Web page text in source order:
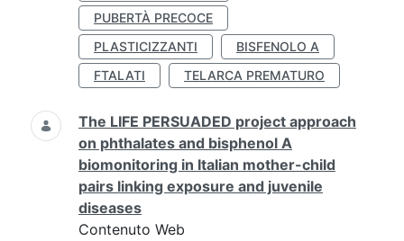
PUBERTÀ PRECOCE
PLASTICIZZANTI
BISFENOLO A
FTALATI
TELARCA PREMATURO
The LIFE PERSUADED project approach
on phthalates and bisphenol A
biomonitoring in Italian mother-child
pairs linking exposure and juvenile
diseases
Contenuto Web